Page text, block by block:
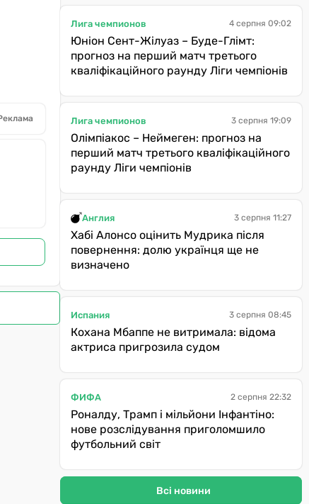
Лига чемпионов 4 серпня 09:02
Юніон Сент-Жілуаз – Буде-Глімт:
прогноз на перший матч третього
кваліфікаційного раунду Ліги чемпіонів
Лига чемпионов 3 серпня 19:09
Олімпіакос – Неймеген: прогноз на
перший матч третього кваліфікаційного
раунду Ліги чемпіонів
Англия 3 серпня 11:27
Хабі Алонсо оцінить Мудрика після
повернення: долю українця ще не
визначено
Испания 3 серпня 08:45
Кохана Мбаппе не витримала: відома
актриса пригрозила судом
ФИФА 2 серпня 22:32
Роналду, Трамп і мільйони Інфантіно:
нове розслідування приголомшило
футбольний світ
Всі новини